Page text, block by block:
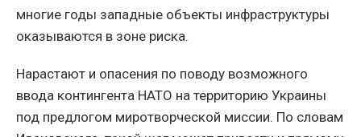
многие годы западные объекты инфраструктуры
оказываются в зоне риска.
Нарастают и опасения по поводу возможного
ввода контингента НАТО на территорию Украины
под предлогом миротворческой миссии. По словам